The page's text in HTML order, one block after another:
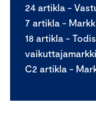
24 artikla -
7 artikla -
18 artikla -
C2 artikla -